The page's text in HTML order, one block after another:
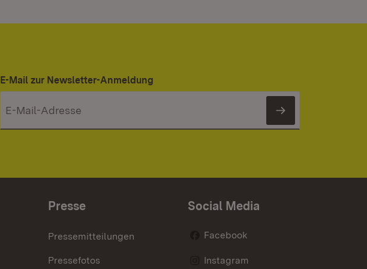
E-Mail zur Newsletter-Anmeldung
Newsletter
Presse
Pressemitteilungen
Pressefotos
Social Media
Facebook
Instagram